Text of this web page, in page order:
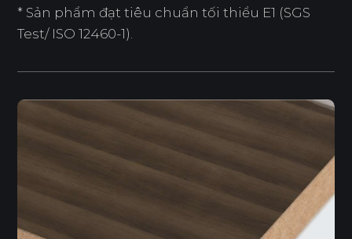
* Sản phẩm đạt tiêu chuẩn tối thiểu E1 (SGS
Test/ ISO 12460-1).